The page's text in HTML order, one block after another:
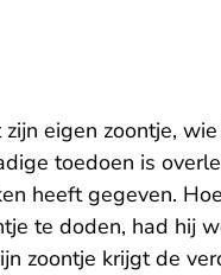
eigen zoontje,
toedoen is
heeft gegeven.
te doden, had hij
zoontje krijgt de